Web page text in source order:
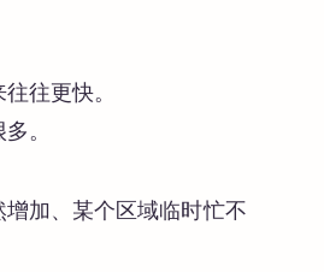
往更快。
。
加、某个区域临时忙不